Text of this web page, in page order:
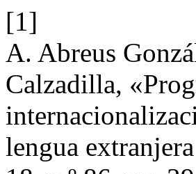
[1]
A. Abreus
Calzadilla,
lengua